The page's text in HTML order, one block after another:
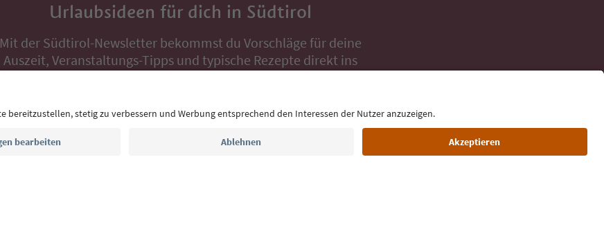
Urlaubsideen für dich in Südtirol
Mit der Südtirol-Newsletter bekommst du Vorschläge für deine
Auszeit, Veranstaltungs-Tipps und typische Rezepte direkt ins